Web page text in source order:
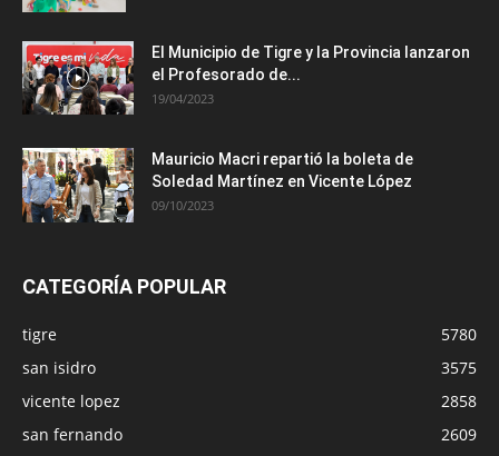
El Municipio de Tigre y la Provincia lanzaron
el Profesorado de...
19/04/2023
Mauricio Macri repartió la boleta de
Soledad Martínez en Vicente López
09/10/2023
CATEGORÍA POPULAR
tigre
5780
san isidro
3575
vicente lopez
2858
san fernando
2609